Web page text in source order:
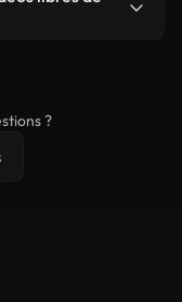
simplement que
licence
?